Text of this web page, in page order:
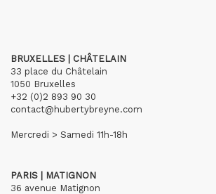
BRUXELLES | CHÂTELAIN
33 place du Châtelain
1050 Bruxelles
+32 (0)2 893 90 30
contact@hubertybreyne.com
Mercredi > Samedi 11h-18h
PARIS | MATIGNON
36 avenue Matignon